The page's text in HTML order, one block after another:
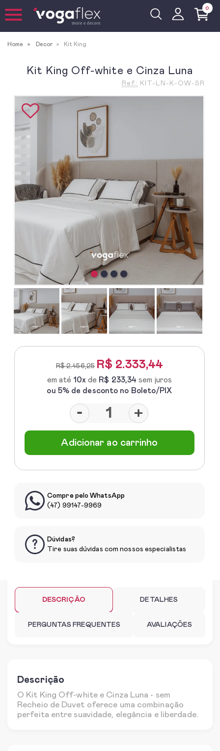
0
Home Decor Kit King
Kit King Off-white e Cinza Luna
Ref.: KIT-LN-K-OW-SR
R$ 2.456,25 R$ 2.333,44
em até 10x de R$ 233,34 sem juros
ou 5% de desconto no Boleto/PIX
- +
Adicionar ao carrinho
Compre pelo WhatsApp
(47) 99147-9969
Dúvidas?
Tire suas dúvidas com nossos especialistas
DESCRIÇÃO DETALHES
PERGUNTAS FREQUENTES AVALIAÇÕES
Descrição
O Kit King Off-white e Cinza Luna - sem
Recheio de Duvet oferece uma combinação
perfeita entre suavidade, elegância e liberdade.